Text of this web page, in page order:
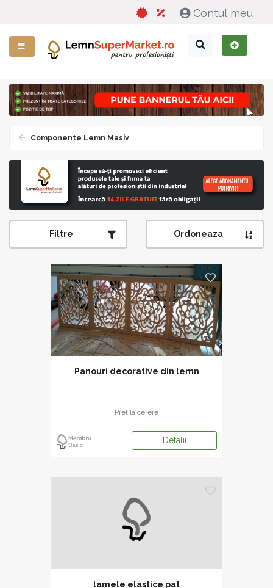
Contul meu
Componente Lemn Masiv
Filtre Ordoneaza
Panouri decorative din lemn
Pret la cerere
Detalii
lamele elastice pat